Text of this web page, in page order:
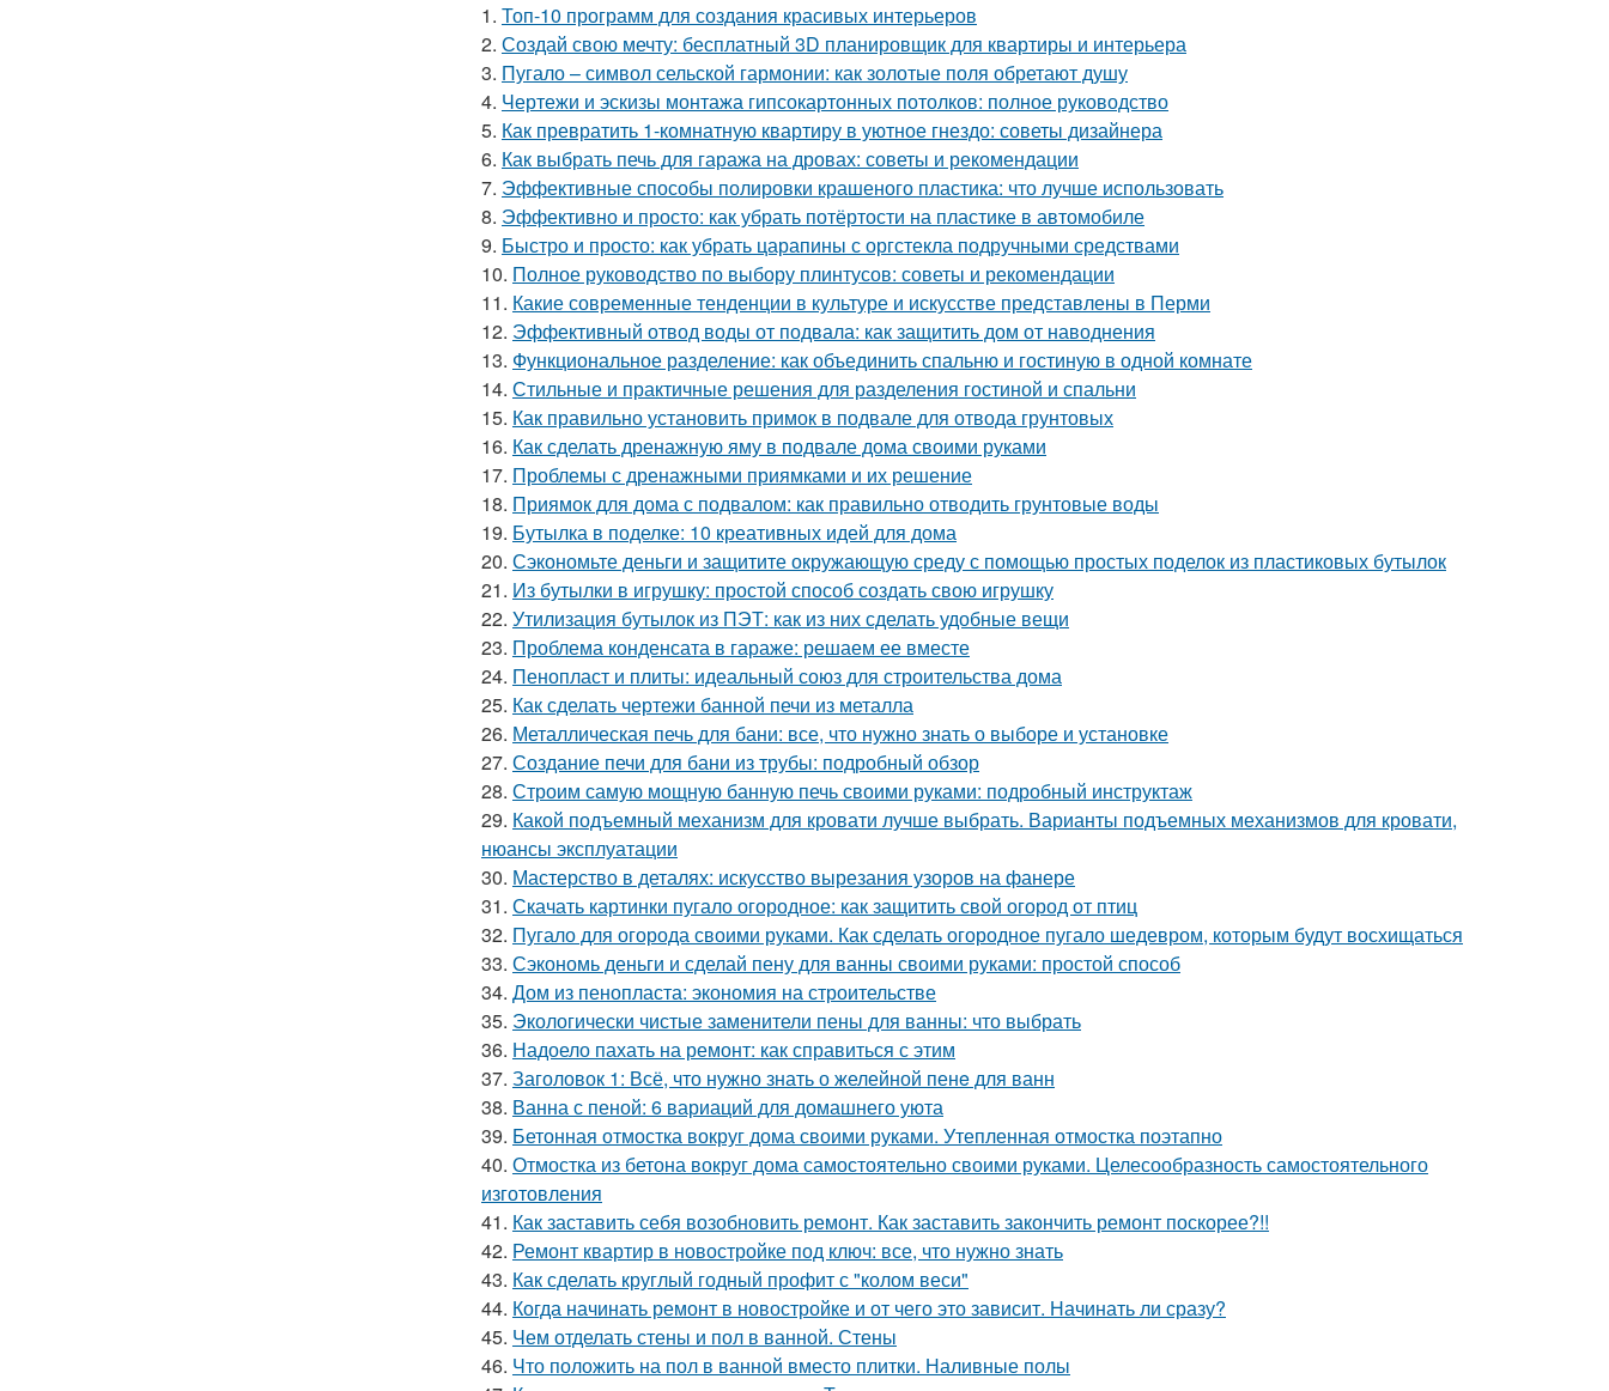
1. Топ-10 программ для создания красивых интерьеров
2. Создай свою мечту: бесплатный 3D планировщик для квартиры и интерьера
3. Пугало – символ сельской гармонии: как золотые поля обретают душу
4. Чертежи и эскизы монтажа гипсокартонных потолков: полное руководство
5. Как превратить 1-комнатную квартиру в уютное гнездо: советы дизайнера
6. Как выбрать печь для гаража на дровах: советы и рекомендации
7. Эффективные способы полировки крашеного пластика: что лучше использовать
8. Эффективно и просто: как убрать потёртости на пластике в автомобиле
9. Быстро и просто: как убрать царапины с оргстекла подручными средствами
10. Полное руководство по выбору плинтусов: советы и рекомендации
11. Какие современные тенденции в культуре и искусстве представлены в Перми
12. Эффективный отвод воды от подвала: как защитить дом от наводнения
13. Функциональное разделение: как объединить спальню и гостиную в одной комнате
14. Стильные и практичные решения для разделения гостиной и спальни
15. Как правильно установить примок в подвале для отвода грунтовых
16. Как сделать дренажную яму в подвале дома своими руками
17. Проблемы с дренажными приямками и их решение
18. Приямок для дома с подвалом: как правильно отводить грунтовые воды
19. Бутылка в поделке: 10 креативных идей для дома
20. Сэкономьте деньги и защитите окружающую среду с помощью простых поделок из пластиковых бутылок
21. Из бутылки в игрушку: простой способ создать свою игрушку
22. Утилизация бутылок из ПЭТ: как из них сделать удобные вещи
23. Проблема конденсата в гараже: решаем ее вместе
24. Пенопласт и плиты: идеальный союз для строительства дома
25. Как сделать чертежи банной печи из металла
26. Металлическая печь для бани: все, что нужно знать о выборе и установке
27. Создание печи для бани из трубы: подробный обзор
28. Строим самую мощную банную печь своими руками: подробный инструктаж
29. Какой подъемный механизм для кровати лучше выбрать. Варианты подъемных механизмов для кровати,
нюансы эксплуатации
30. Мастерство в деталях: искусство вырезания узоров на фанере
31. Скачать картинки пугало огородное: как защитить свой огород от птиц
32. Пугало для огорода своими руками. Как сделать огородное пугало шедевром, которым будут восхищаться
33. Сэкономь деньги и сделай пену для ванны своими руками: простой способ
34. Дом из пенопласта: экономия на строительстве
35. Экологически чистые заменители пены для ванны: что выбрать
36. Надоело пахать на ремонт: как справиться с этим
37. Заголовок 1: Всё, что нужно знать о желейной пенe для ванн
38. Ванна с пеной: 6 вариаций для домашнего уюта
39. Бетонная отмостка вокруг дома своими руками. Утепленная отмостка поэтапно
40. Отмостка из бетона вокруг дома самостоятельно своими руками. Целесообразность самостоятельного
изготовления
41. Как заставить себя возобновить ремонт. Как заставить закончить ремонт поскорее?!!
42. Ремонт квартир в новостройке под ключ: все, что нужно знать
43. Как сделать круглый годный профит с "колом веси"
44. Когда начинать ремонт в новостройке и от чего это зависит. Начинать ли сразу?
45. Чем отделать стены и пол в ванной. Стены
46. Что положить на пол в ванной вместо плитки. Наливные полы